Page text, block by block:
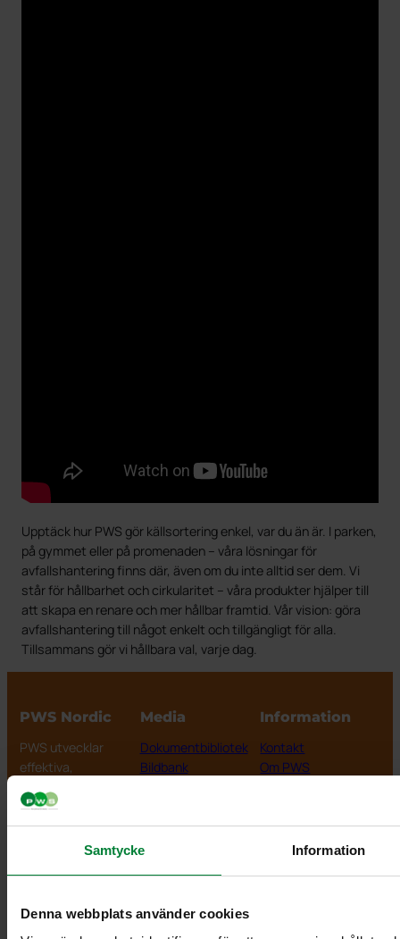
Samtycke Information
Denna webbplats använder cookies
Upptäck hur PWS gör källsortering enkel, var du än är. I parken,
på gymmet eller på promenaden – våra lösningar för
avfallshantering finns där, även om du inte alltid ser dem. Vi
står för hållbarhet och cirkularitet – våra produkter hjälper till
att skapa en renare och mer hållbar framtid. Vår vision: göra
avfallshantering till något enkelt och tillgängligt för alla.
Tillsammans gör vi hållbara val, varje dag.
PWS Nordic
PWS utvecklar
effektiva,
och väl
fungerande
produkter och
och
källsortering.
Media
Dokumentbibliotek
Bildbank
Information
Kontakt
Om PWS
Impressum
Cookiepolicy